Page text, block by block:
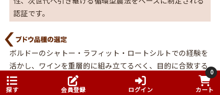
認証です。
ボルドーのシャトー・ラフィット・ロートシルトでの経験を
活かし、ワインを重層的に組み立てるべく、目的に合致する
ブドウ品種を栽培しています。
■ワインの骨格を作るブドウ
探す 会員登録 ログイン
0
カート